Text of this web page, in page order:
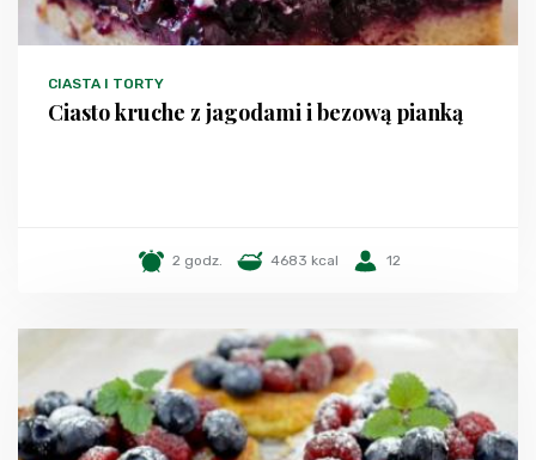
CIASTA I TORTY
Ciasto kruche z jagodami i bezową pianką
2 godz. 4683 kcal 12